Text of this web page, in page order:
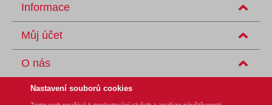
Informace
Můj účet
O nás
Nastavení souborů cookies